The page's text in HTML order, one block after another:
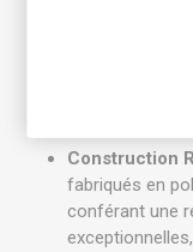
solénoïde 24
réduit
et permet
sur un seul
Construction
fabriqués en
conférant une